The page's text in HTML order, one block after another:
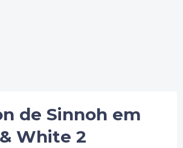
de Sinnoh em
White 2